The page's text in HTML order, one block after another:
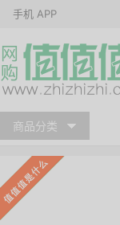
手机 APP
商品分类